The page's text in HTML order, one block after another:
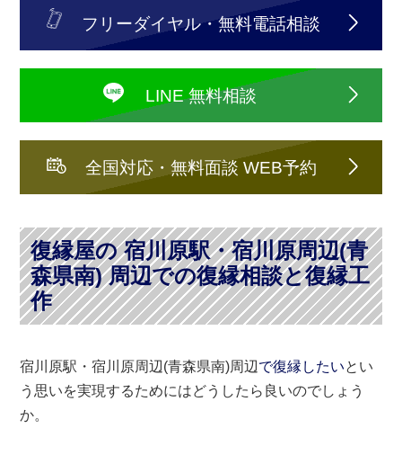
フリーダイヤル・無料電話相談
LINE 無料相談
全国対応・無料面談 WEB予約
復縁屋の 宿川原駅・宿川原周辺(青
森県南) 周辺での復縁相談と復縁工
作
宿川原駅・宿川原周辺(青森県南)周辺 で復縁したいとい
う思いを実現するためにはどうしたら良いのでしょう
か。